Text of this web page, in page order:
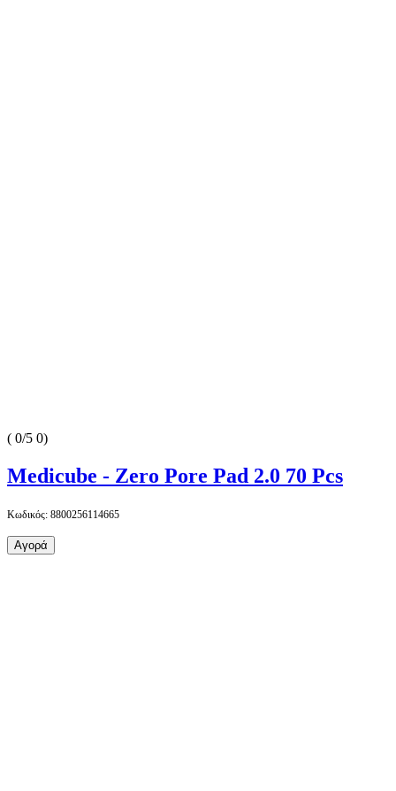
( 0/5 0)
Medicube - Zero Pore Pad 2.0 70 Pcs
Κωδικός: 8800256114665
Αγορά